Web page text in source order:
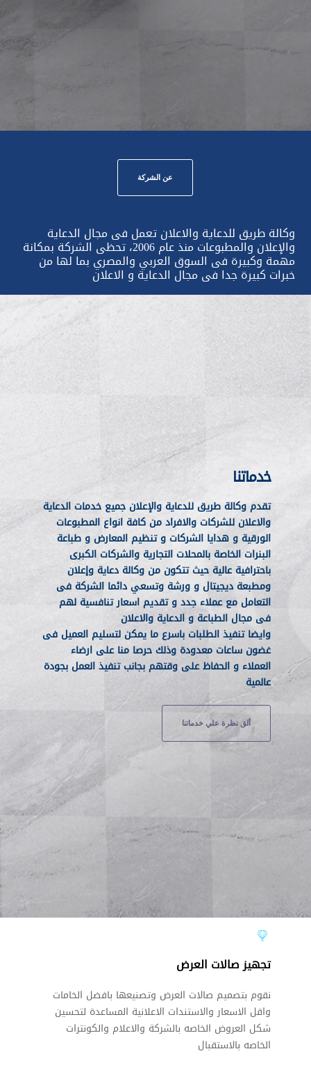
عن الشركة
وكالة طريق للدعاية والاعلان تعمل فى مجال الدعاية
والإعلان والمطبوعات منذ عام 2006، تحظى الشركة بمكانة
مهمة وكبيرة فى السوق العربي والمصري بما لها من
خبرات كبيرة جدا فى مجال الدعاية و الاعلان
خدماتنا
تقدم وكالة طريق للدعاية والإعلان جميع خدمات الدعاية
والاعلان للشركات والافراد من كافة انواع المطبوعات
الورقية و هدايا الشركات و تنظيم المعارض و طباعة
البنرات الخاصة بالمحلات التجارية والشركات الكبرى
باحترافية عالية حيث تتكون من وكالة دعاية وإعلان
ومطبعة ديجيتال و ورشة وتسعي دائما الشركة فى
التعامل مع عملاء جدد و تقديم اسعار تنافسية لهم
فى مجال الطباعة و الدعاية والاعلان
وايضا تنفيذ الطلبات باسرع ما يمكن لتسليم العميل فى
غضون ساعات معدودة وذلك حرصا منا على ارضاء
العملاء و الحفاظ على وقتهم بجانب تنفيذ العمل بجودة
عالمية
ألق نظرة علي خدماتنا
تجهيز صالات العرض
نقوم بتصميم صالات العرض وتصنيعها بافضل الخامات
واقل الاسعار والاستندات الاعلانية المساعدة لتحسين
شكل العروض الخاصه بالشركة والاعلام والكونترات
الخاصه بالاستقبال